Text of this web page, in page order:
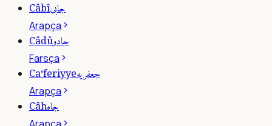
Câbîجابى
Arapça
Câdûجادو
Farsça
Ca‘feriyyeجعفريه
Arapça
Câhجاه